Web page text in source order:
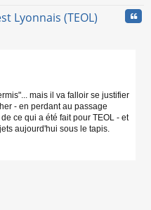
Lyonnais (TEOL)
mais il va falloir se justifier
- en perdant au passage
ce qui a été fait pour TEOL - et
aujourd'hui sous le tapis.